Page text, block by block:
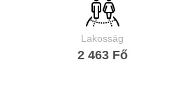
Lakosság
2 463 Fő